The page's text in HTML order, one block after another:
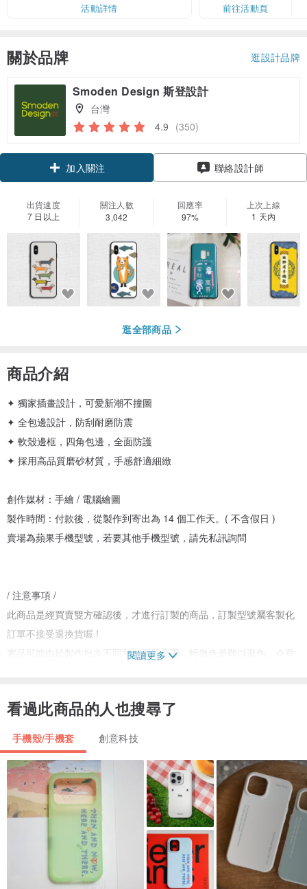
活動詳情
前往活動頁
關於品牌 逛設計品牌
Smoden Design 斯登設計
台灣
4.9 (350)
加入關注 聯絡設計師
出貨速度
7 日以上
關注人數
3,042
回應率
97%
上次上線
1 天內
逛全部商品
商品介紹
✦ 獨家插畫設計，可愛新潮不撞圖
✦ 全包邊設計，防刮耐磨防震
✦ 軟殼邊框，四角包邊，全面防護
✦ 採用高品質磨砂材質，手感舒適細緻
創作媒材：手繪 / 電腦繪圖
製作時間：付款後，從製作到寄出為 14 個工作天。( 不含假日 )
賣場為蘋果手機型號，若要其他手機型號，請先私訊詢問
/ 注意事項 /
此商品是經買賣雙方確認後，才進行訂製的商品，訂製型號屬客製化
訂單不接受退換貨喔 !
實品可能由於製作批次不同和顯示器原因，輕微色差難以避免，介意
閱讀更多
看過此商品的人也搜尋了
手機殼/手機套 創意科技